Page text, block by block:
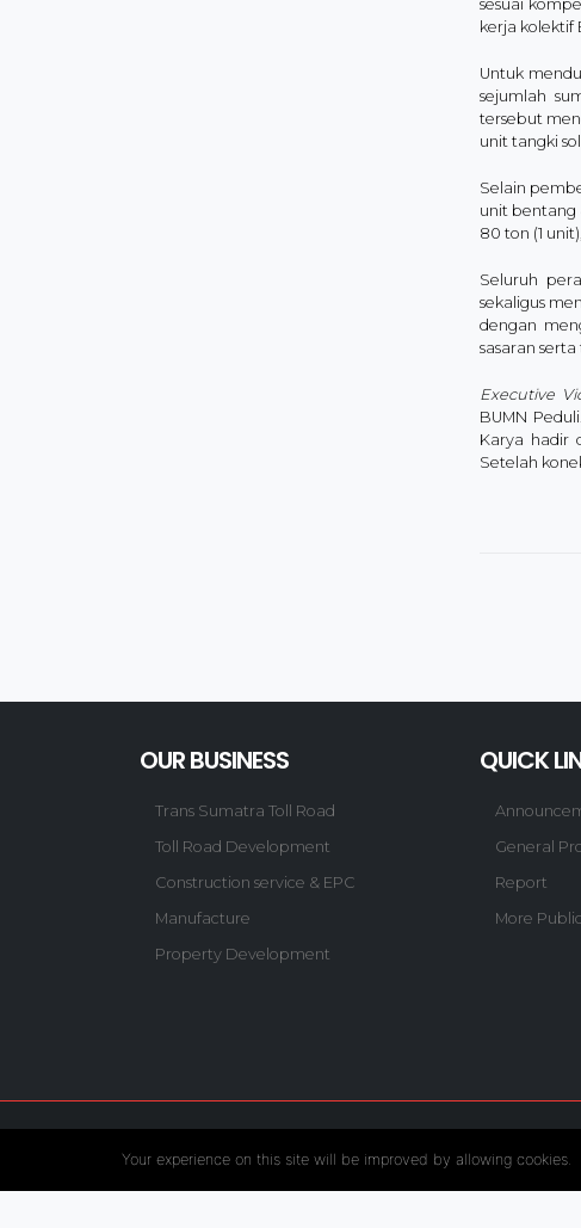
sesuai
kerja kolektif
Untuk
sejumlah
tersebut
unit tangki
Selain
unit bentang
80 ton (1
Seluruh
sekaligus
dengan
sasaran
Executive
BUMN
Karya hadir
Setelah
OUR BUSINESS
Trans Sumatra Toll Road
Toll Road Development
Construction service & EPC
Manufacture
Property Development
QUICK
General
Report
More
Your experience on this site will be improved by allowing cookies.